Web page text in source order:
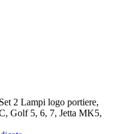
Set 2 Lampi logo portiere,
Golf 5, 6, 7, Jetta MK5,